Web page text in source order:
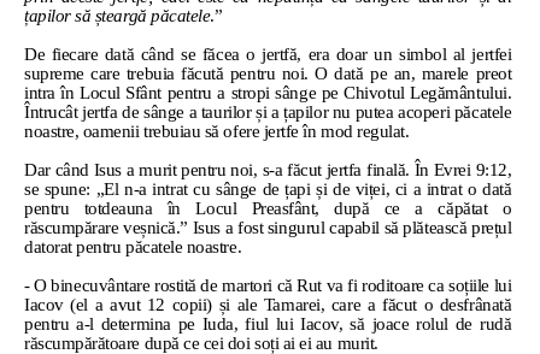
țapilor să șteargă păcatele.”
De fiecare dată când se făcea o jertfă, era doar un simbol al jertfei
supreme care trebuia făcută pentru noi. O dată pe an, marele preot
intra în Locul Sfânt pentru a stropi sânge pe Chivotul Legământului.
Întrucât jertfa de sânge a taurilor și a țapilor nu putea acoperi păcatele
noastre, oamenii trebuiau să ofere jertfe în mod regulat.
Dar când Isus a murit pentru noi, s-a făcut jertfa finală. În Evrei 9:12,
se spune: „El n-a intrat cu sânge de țapi și de viței, ci a intrat o dată
pentru totdeauna în Locul Preasfânt, după ce a căpătat o
răscumpărare veșnică.” Isus a fost singurul capabil să plătească prețul
datorat pentru păcatele noastre.
- O binecuvântare rostită de martori că Rut va fi roditoare ca soțiile lui
Iacov (el a avut 12 copii) și ale Tamarei, care a făcut o desfrânată
pentru a-l determina pe Iuda, fiul lui Iacov, să joace rolul de rudă
răscumpărătoare după ce cei doi soți ai ei au murit.